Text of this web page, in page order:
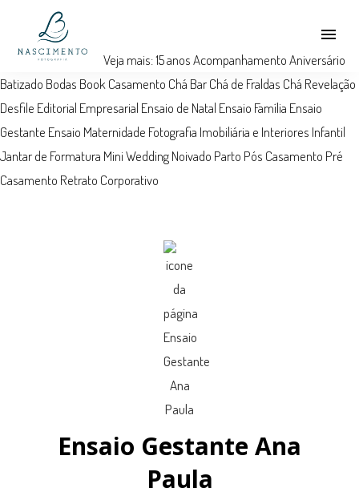
menu
Veja mais:15 anos AcompanhamentoAniversário
Batizado Bodas Book Casamento Chá BarChá de Fraldas Chá Revelação
Desfile Editorial Empresarial Ensaio de Natal Ensaio Família Ensaio
Gestante Ensaio Maternidade Fotografia Imobiliária e Interiores Infantil
Jantar de Formatura Mini WeddingNoivado Parto Pós Casamento Pré
Casamento Retrato Corporativo
Ensaio Gestante Ana
Paula